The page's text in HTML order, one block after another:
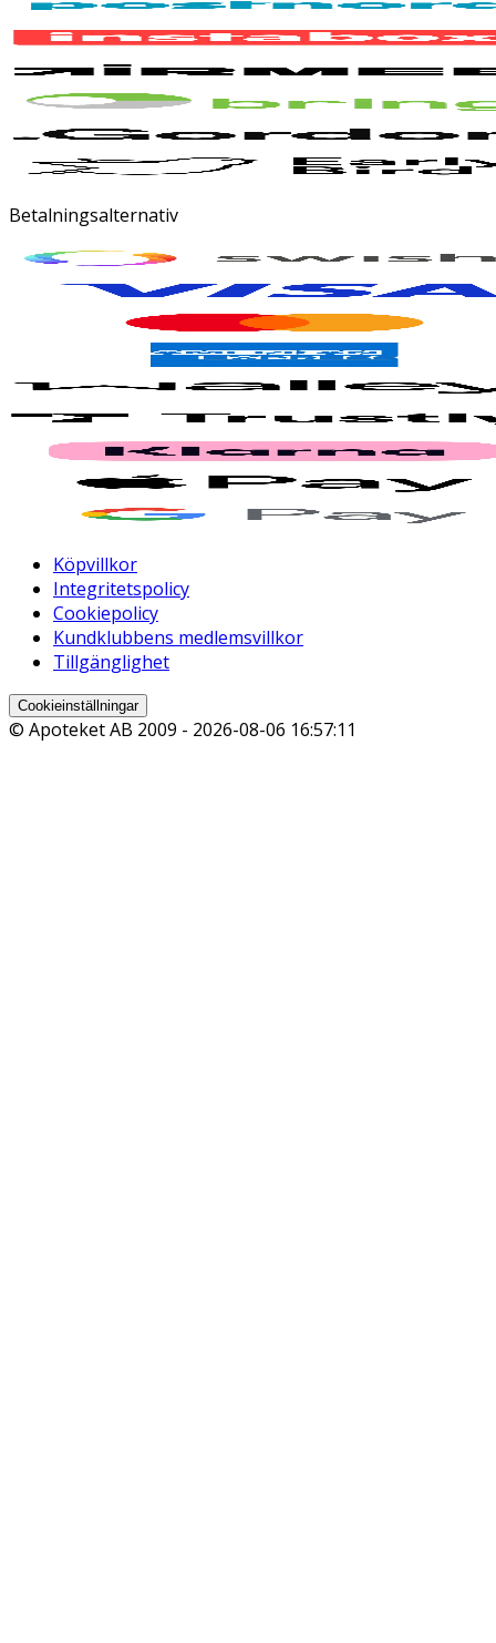
Betalningsalternativ
Köpvillkor
Integritetspolicy
Cookiepolicy
Kundklubbens medlemsvillkor
Tillgänglighet
Cookieinställningar
© Apoteket AB 2009 - 2026-08-06 16:57:11